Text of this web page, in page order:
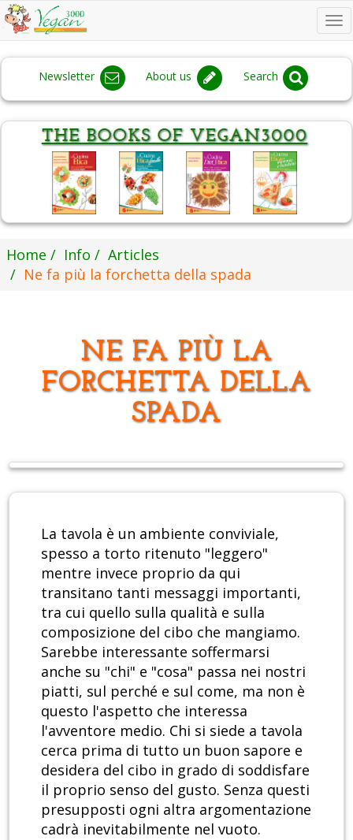
Newsletter About us Search
Home Info
Articles
Ne fa più la forchetta della spada
NE FA PIÙ LA
FORCHETTA DELLA
SPADA
La tavola è un ambiente conviviale,
spesso a torto ritenuto "leggero"
mentre invece proprio da qui
transitano tanti messaggi importanti,
tra cui quello sulla qualità e sulla
composizione del cibo che mangiamo.
Sarebbe interessante soffermarsi
anche su "chi" e "cosa" passa nei nostri
piatti, sul perché e sul come, ma non è
questo l'aspetto che interessa
l'avventore medio. Chi si siede a tavola
cerca prima di tutto un buon sapore e
desidera del cibo in grado di soddisfare
il proprio senso del gusto. Senza questi
presupposti ogni altra argomentazione
cadrà inevitabilmente nel vuoto.